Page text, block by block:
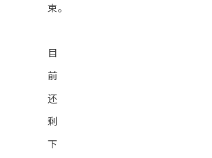
束。
目
前
还
剩
下